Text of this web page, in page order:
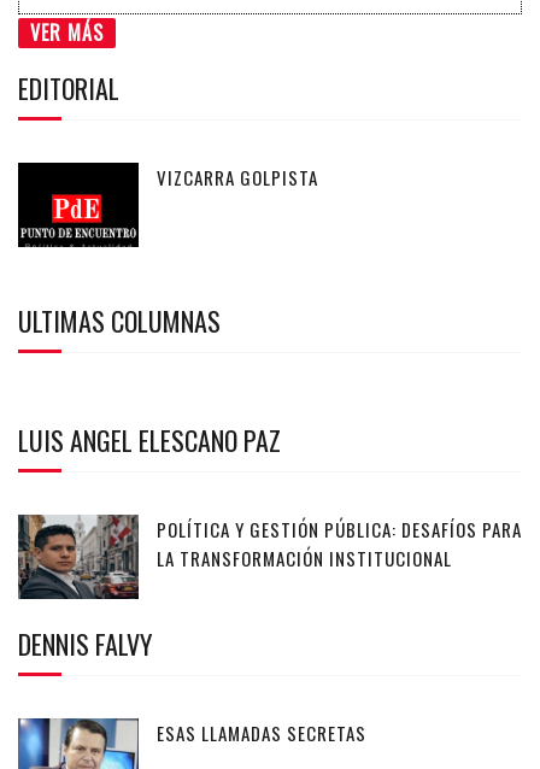
VER MÁS
EDITORIAL
VIZCARRA GOLPISTA
ULTIMAS COLUMNAS
LUIS ANGEL ELESCANO PAZ
POLÍTICA Y GESTIÓN PÚBLICA: DESAFÍOS PARA
LA TRANSFORMACIÓN INSTITUCIONAL
DENNIS FALVY
ESAS LLAMADAS SECRETAS